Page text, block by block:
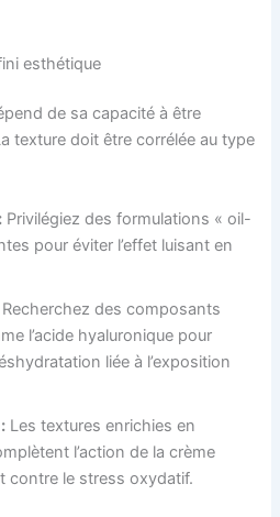
esthétique
de sa capacité à être
texture doit être corrélée au type
Privilégiez des formulations « oil-
pour éviter l’effet luisant en
Recherchez des composants
l’acide hyaluronique pour
liée à l’exposition
Les textures enrichies en
l’action de la crème
contre le stress oxydatif.